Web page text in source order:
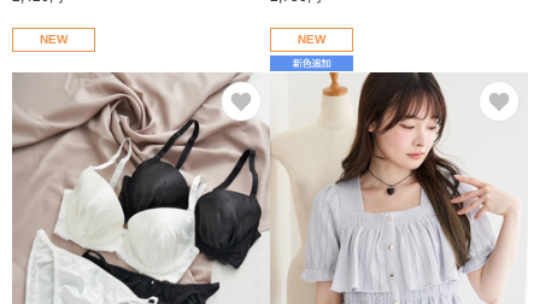
NEW
お気に入り
NEW